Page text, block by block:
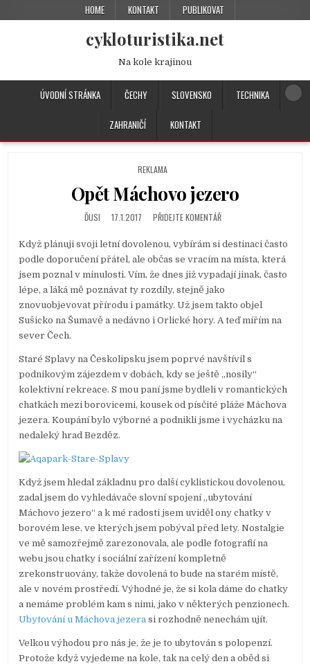
HOME KONTAKT PUBLIKOVAT
cykloturistika.net
Na kole krajinou
ÚVODNÍ STRÁNKA ČECHY SLOVENSKO TECHNIKA
ZAHRANIČÍ KONTAKT
P
S
T
E
I
REKLAMA
Opět Máchovo jezero
ĎUSI 17.1.2017 PŘIDEJTE KOMENTÁŘ
Když plánuji svoji letní dovolenou, vybírám si destinaci často
podle doporučení přátel, ale občas se vracím na místa, která
jsem poznal v minulosti. Vím, že dnes již vypadají jinak, často
lépe, a láká mě poznávat ty rozdíly, stejně jako
znovuobjevovat přírodu i památky. Už jsem takto objel
Sušicko na Šumavě a nedávno i Orlické hory. A teď mířím na
sever Čech.
Staré Splavy na Českolipsku jsem poprvé navštívil s
podnikovým zájezdem v dobách, kdy se ještě „nosily“
kolektivní rekreace. S mou paní jsme bydleli v romantických
chatkách mezi borovicemi, kousek od písčité pláže Máchova
jezera. Koupání bylo výborné a podnikli jsme i vycházku na
nedaleký hrad Bezděz.
Když jsem hledal základnu pro další cyklistickou dovolenou,
zadal jsem do vyhledávače slovní spojení „ubytování
Máchovo jezero“ a k mé radosti jsem uviděl ony chatky v
borovém lese, ve kterých jsem pobýval před lety. Nostalgie
ve mě samozřejmě zarezonovala, ale podle fotografií na
webu jsou chatky i sociální zařízení kompletně
zrekonstruovány, takže dovolená to bude na starém místě,
ale v novém prostředí. Výhodné je, že si kola dáme do chatky
a nemáme problém kam s nimi, jako v některých penzionech.
Ubytování u Máchova jezera si rozhodně nenechám ujít.
Velkou výhodou pro nás je, že je to ubytován s polopenzí.
Protože když vyjedeme na kole, tak na celý den a oběd si